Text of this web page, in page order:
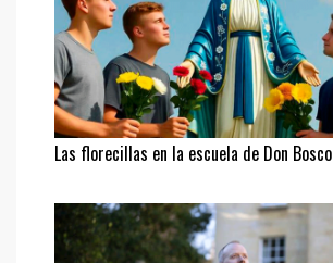
Las florecillas en la escuela de Don Bosco